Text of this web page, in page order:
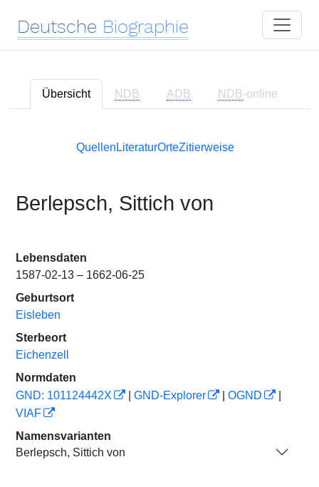
Deutsche Biographie
Übersicht NDB ADB NDB-online
Quellen LiteraturOrteZitierweise
Berlepsch, Sittich von
Lebensdaten
1587-02-13 – 1662-06-25
Geburtsort
Eisleben
Sterbeort
Eichenzell
Normdaten
GND: 101124442X
GND-Explorer OGND
VIAF
Namensvarianten
Berlepsch, Sittich von